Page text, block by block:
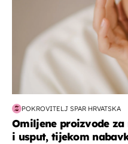
POKROVITELJ SPAR HRVATSKA
Omiljene proizvode
i usput, tijekom